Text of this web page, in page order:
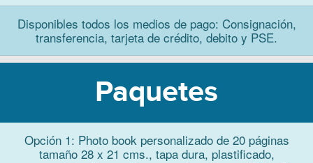
Disponibles todos los medios de pago: Consignación,
transferencia, tarjeta de crédito, debito y PSE.
Paquetes
Opción 1: Photo book personalizado de 20 páginas
tamaño 28 x 21 cms., tapa dura, plastificado,